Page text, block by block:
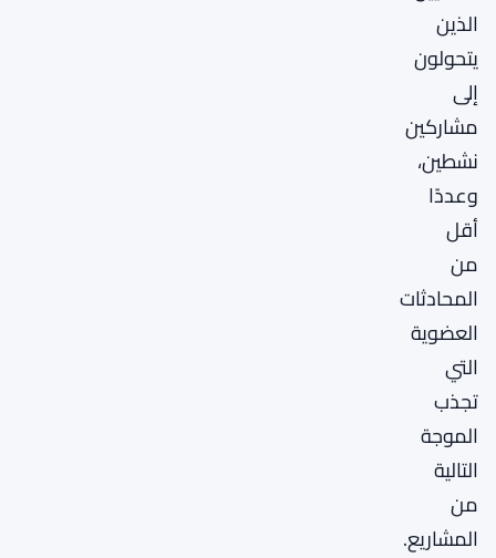
الذين
يتحولون
إلى
مشاركين
نشطين،
وعددًا
أقل
من
المحادثات
العضوية
التي
تجذب
الموجة
التالية
من
المشاريع.